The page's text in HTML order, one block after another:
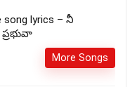
song lyrics – నీ
More Songs